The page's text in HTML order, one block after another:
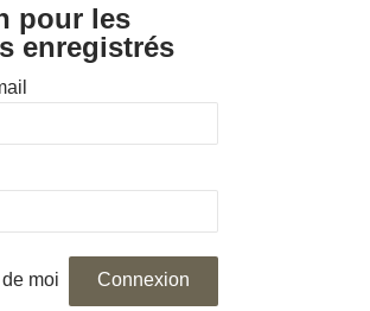
pour les
enregistrés
moi